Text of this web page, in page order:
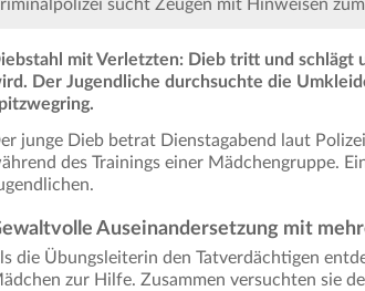
sucht Zeugen mit Hinweisen
mit Verletzten: Dieb tritt und schlägt
Der Jugendliche durchsuchte die
junge Dieb betrat Dienstagabend laut
des Trainings einer Mädchengruppe.
Auseinandersetzung mit
die Übungsleiterin den Tatverdächtigen
zur Hilfe. Zusammen versuchten sie